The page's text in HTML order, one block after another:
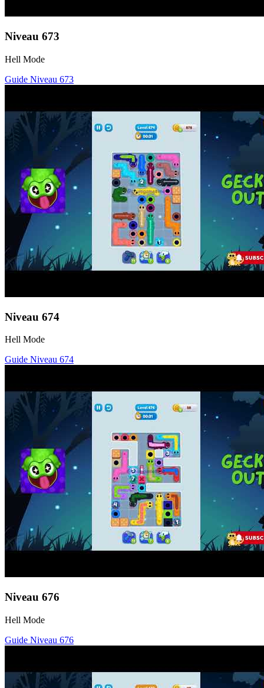
Niveau 673
Hell Mode
Guide Niveau 673
Niveau 674
Hell Mode
Guide Niveau 674
Niveau 676
Hell Mode
Guide Niveau 676